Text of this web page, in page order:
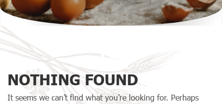
NOTHING FOUND
It seems we can’t find what you’re looking for. Perhaps